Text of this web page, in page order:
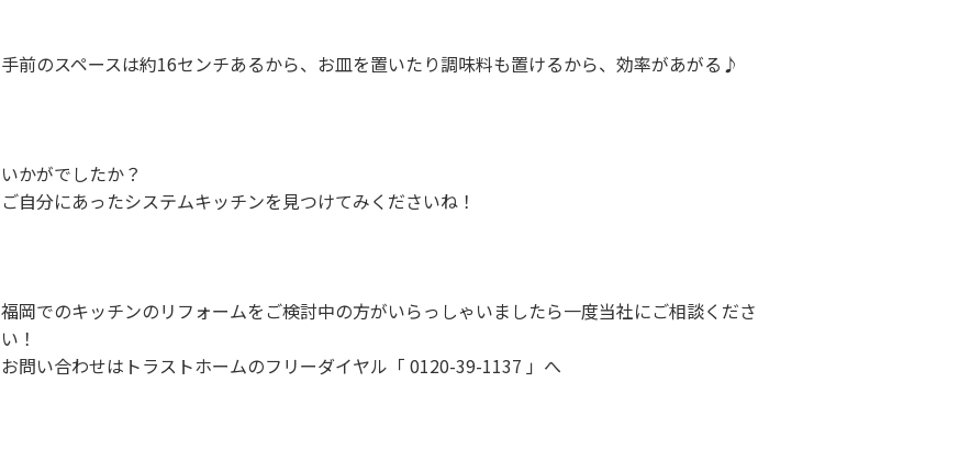
手前のスペースは約16センチあるから、お皿を置いたり調味料も置けるから、効率があがる♪
いかがでしたか？
ご自分にあったシステムキッチンを見つけてみくださいね！
福岡でのキッチンのリフォームをご検討中の方がいらっしゃいましたら一度当社にご相談くださ
い！
お問い合わせはトラストホームのフリーダイヤル「 0120-39-1137 」へ